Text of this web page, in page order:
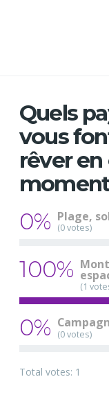
Quels
vous
rêver en
0% Plage,
(0 votes)
100%
(1
0% (0 votes)
Total votes: 1